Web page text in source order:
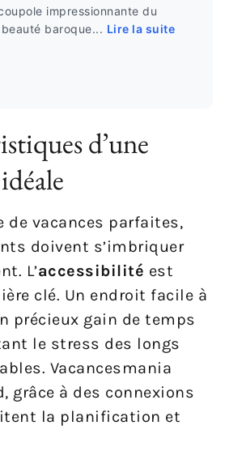
impressionnante du
baroque... Lire la suite
d’une
de vacances parfaites,
doivent s’imbriquer
L’accessibilité est
clé. Un endroit facile à
précieux gain de temps
le stress des longs
Vacancesmania
grâce à des connexions
la planification et